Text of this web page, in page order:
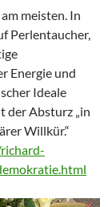
meisten. In
Perlentaucher,
Energie und
Ideale
der Absturz „in
Willkür.“